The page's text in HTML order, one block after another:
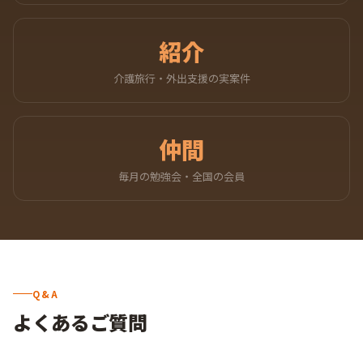
紹介
介護旅行・外出支援の実案件
仲間
毎月の勉強会・全国の会員
Q&A
よくあるご質問